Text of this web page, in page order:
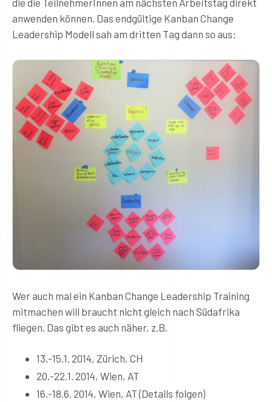
anwenden können. Das endgültige Kanban Change
Leadership Modell sah am dritten Tag dann so aus:
Wer auch mal ein Kanban Change Leadership Training
mitmachen will braucht nicht gleich nach Südafrika
fliegen. Das gibt es auch näher, z.B.
13.-15.1. 2014, Zürich, CH
20.-22.1. 2014, Wien, AT
16.-18.6. 2014, Wien, AT (Details folgen)